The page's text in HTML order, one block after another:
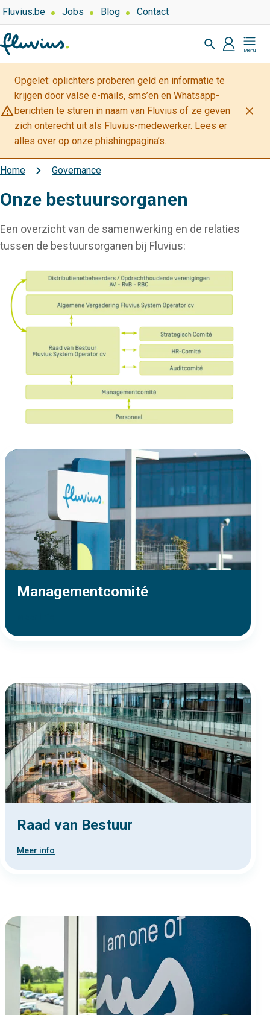
Overslaan
en
naar
de
inhoud
gaan
Top
navigation
Over
Fluvius.be Jobs Blog Contact
Zoeken
profiel
Mijn
Fluvius
warning_amber
Opgelet: oplichters proberen geld en informatie te
krijgen door valse e-mails, sms’en en Whatsapp-
berichten te sturen in naam van Fluvius of ze geven
zich onterecht uit als Fluvius-medewerker. Lees er
alles over op onze phishingpagina’s.
close
Kruimelpad
Home Governance
Onze bestuursorganen
Een overzicht van de samenwerking en de relaties
tussen de bestuursorganen bij Fluvius:
Managementcomité
Raad van Bestuur
Meer info